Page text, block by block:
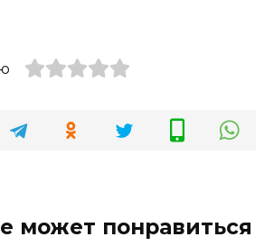
может понравиться